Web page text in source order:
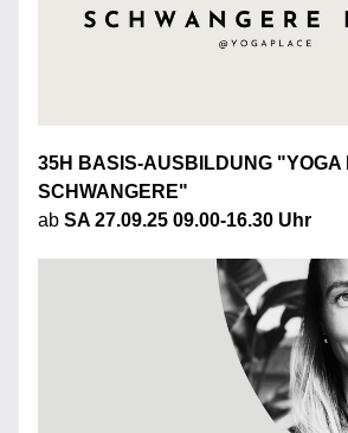
35H BASIS-AUSBILDUNG "YOGA
SCHWANGERE"
ab SA 27.09.25 09.00-16.30 Uhr